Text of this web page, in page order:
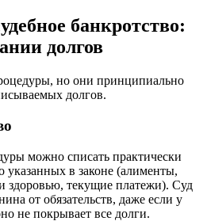
банкротство:
долгов
но они принципиально
долгов.
можно списать практически
в законе (алименты,
здоровью, текущие платежи). Суд
от обязательств, даже если у
не покрывает все долги.